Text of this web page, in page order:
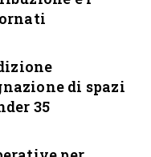
di spazi
35